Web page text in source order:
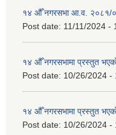
१४ औँ नगरसभा आ.व. २०८१/
Post date: 11/11/2024 -
१४ औँ नगरसभामा प्रस्तुत
Post date: 10/26/2024 -
१४ औँ नगरसभामा प्रस्तुत
Post date: 10/26/2024 -